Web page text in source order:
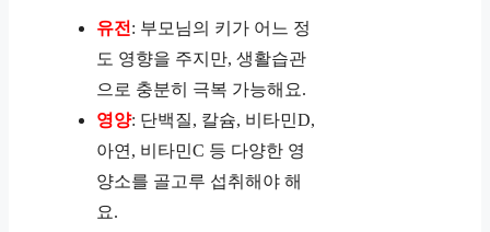
유전 : 부모님의 키가 어느 정
도 영향을 주지만, 생활습관
으로 충분히 극복 가능해요.
영양: 단백질, 칼슘, 비타민D,
아연, 비타민C 등 다양한 영
양소를 골고루 섭취해야 해
요.